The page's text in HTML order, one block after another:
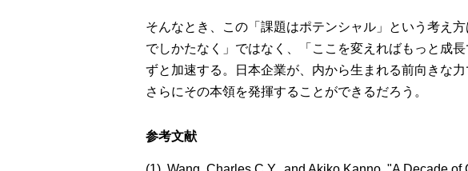
そんなとき、この「課題はポテンシャル」という考え
でしかたなく」ではなく、「ここを変えればもっと成
ずと加速する。日本企業が、内から生まれる前向きな
さらにその本領を発揮することができるだろう。
参考文献